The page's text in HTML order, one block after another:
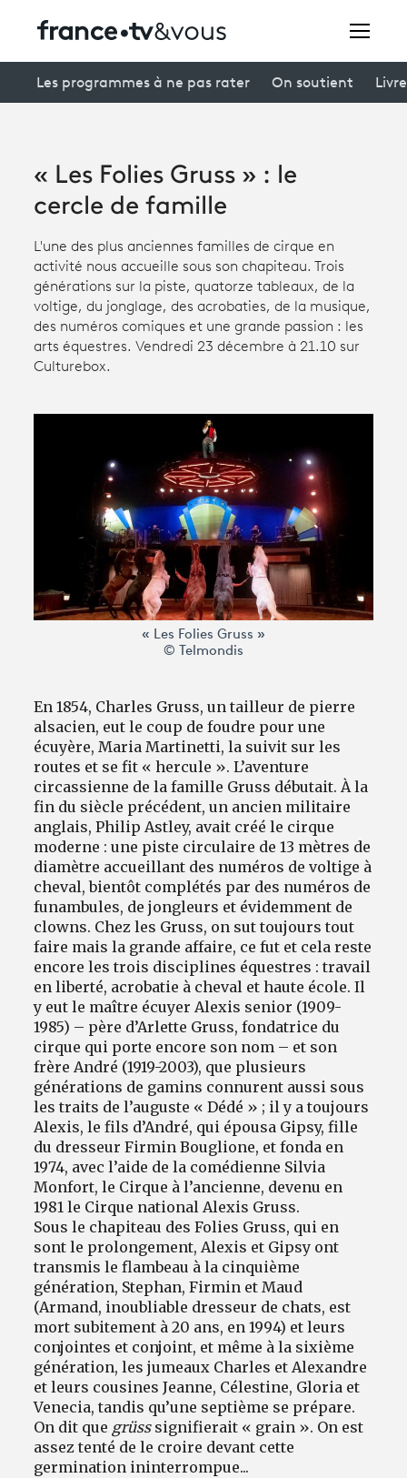
connexion
Avantages fidélité
Creators
Participer et assister à une émission
À votre écoute
Productions et innovation
Les programmes à ne pas rater On soutient
« Les Folies Gruss » : le
cercle de famille
L'une des plus anciennes familles de cirque en
activité nous accueille sous son chapiteau. Trois
générations sur la piste, quatorze tableaux, de la
voltige, du jonglage, des acrobaties, de la musique,
des numéros comiques et une grande passion : les
arts équestres. Vendredi 23 décembre à 21.10 sur
Culturebox.
« Les Folies Gruss »
© Telmondis
En 1854, Charles Gruss, un tailleur de pierre
alsacien, eut le coup de foudre pour une
écuyère, Maria Martinetti, la suivit sur les
routes et se fit « hercule ». L’aventure
circassienne de la famille Gruss débutait. À la
fin du siècle précédent, un ancien militaire
anglais, Philip Astley, avait créé le cirque
moderne : une piste circulaire de 13 mètres de
diamètre accueillant des numéros de voltige à
cheval, bientôt complétés par des numéros de
funambules, de jongleurs et évidemment de
clowns. Chez les Gruss, on sut toujours tout
faire mais la grande affaire, ce fut et cela reste
encore les trois disciplines équestres : travail
en liberté, acrobatie à cheval et haute école. Il
y eut le maître écuyer Alexis senior (1909-
1985) – père d’Arlette Gruss, fondatrice du
cirque qui porte encore son nom – et son
frère André (1919-2003), que plusieurs
générations de gamins connurent aussi sous
les traits de l’auguste « Dédé » ; il y a toujours
Alexis, le fils d’André, qui épousa Gipsy, fille
du dresseur Firmin Bouglione, et fonda en
1974, avec l’aide de la comédienne Silvia
Monfort, le Cirque à l’ancienne, devenu en
1981 le Cirque national Alexis Gruss.
Sous le chapiteau des Folies Gruss, qui en
sont le prolongement, Alexis et Gipsy ont
transmis le flambeau à la cinquième
génération, Stephan, Firmin et Maud
(Armand, inoubliable dresseur de chats, est
mort subitement à 20 ans, en 1994) et leurs
conjointes et conjoint, et même à la sixième
génération, les jumeaux Charles et Alexandre
et leurs cousines Jeanne, Célestine, Gloria et
Venecia, tandis qu’une septième se prépare.
On dit que grüsssignifierait « grain ». On est
assez tenté de le croire devant cette
germination ininterrompue...